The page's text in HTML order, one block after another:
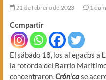
21 de febrero de 2023 1
Compartir
El sábado 18, los allegados a
la rotonda del Barrio
concentraron. Crónicase